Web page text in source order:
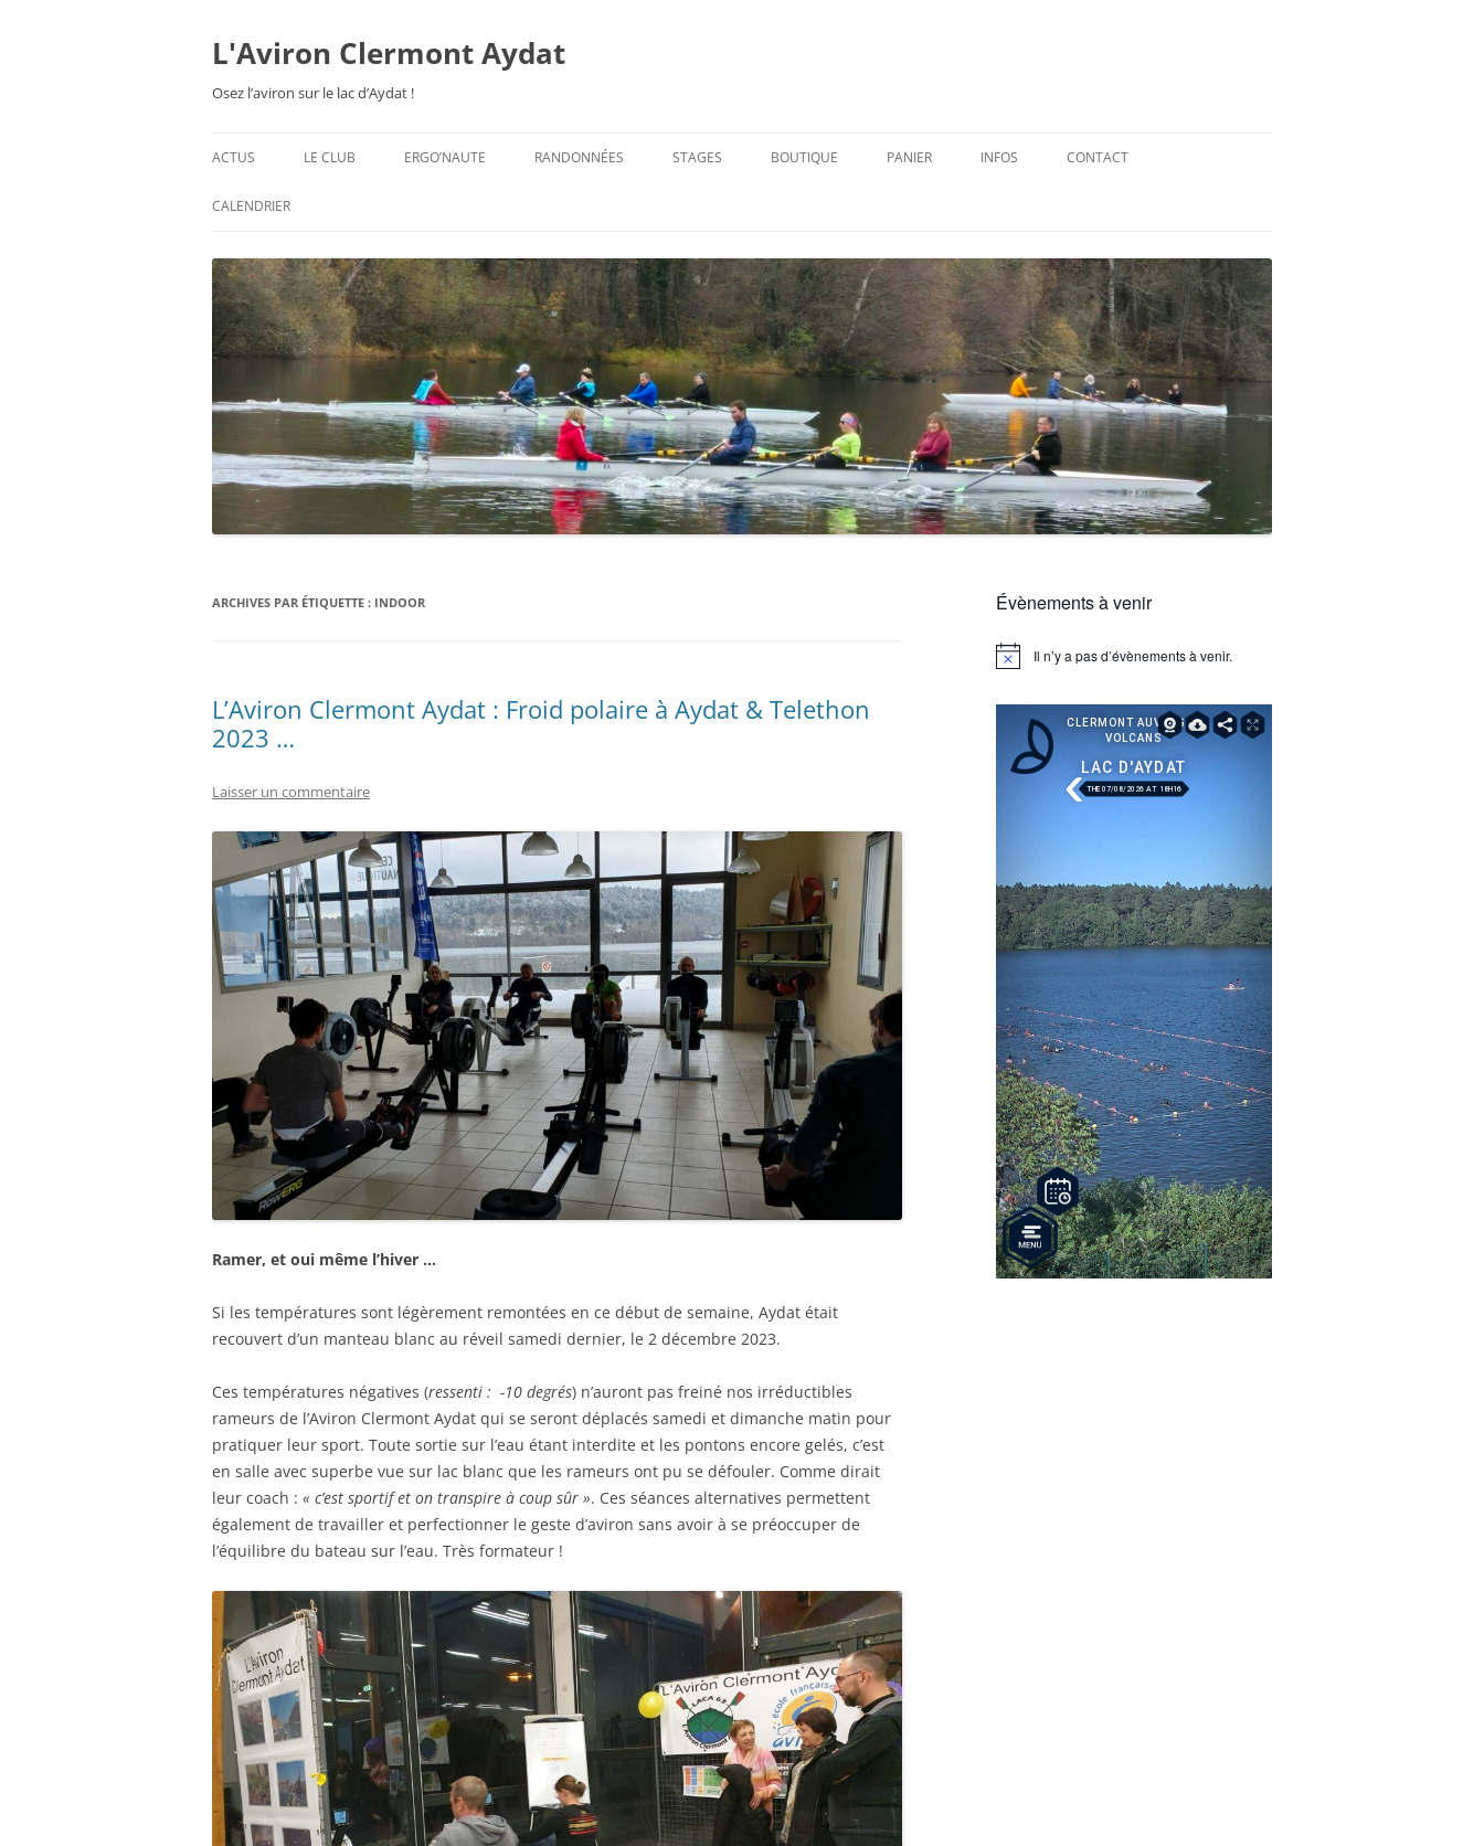
L'Aviron Clermont Aydat
Osez l’aviron sur le lac d’Aydat !
ACTUS LE CLUB
ESPACE ADHÉSION
TARIFS 2026-27
ERGO’NAUTE RANDONNÉES STAGES BOUTIQUE PANIER INFOS
RÉGLEMENT INTÉRIEUR
RÉGLEMENT DE LA FFA
MENTIONS LÉGALES
PARTENAIRES
CONTACT
CALENDRIER
ARCHIVES PAR ÉTIQUETTE : INDOOR
L’Aviron Clermont Aydat : Froid polaire à Aydat & Telethon
2023 …
Laisser un commentaire
Ramer, et oui même l’hiver …
Si les températures sont légèrement remontées en ce début de semaine, Aydat était
recouvert d’un manteau blanc au réveil samedi dernier, le 2 décembre 2023.
Ces températures négatives (ressenti : -10 degrés) n’auront pas freiné nos irréductibles
rameurs de l’Aviron Clermont Aydat qui se seront déplacés samedi et dimanche matin pour
pratiquer leur sport. Toute sortie sur l’eau étant interdite et les pontons encore gelés, c’est
en salle avec superbe vue sur lac blanc que les rameurs ont pu se défouler. Comme dirait
leur coach : « c’est sportif et on transpire à coup sûr ». Ces séances alternatives permettent
également de travailler et perfectionner le geste d’aviron sans avoir à se préoccuper de
l’équilibre du bateau sur l’eau. Très formateur !
Évènements à venir
Notice Il n’y a pas d’évènements à venir.